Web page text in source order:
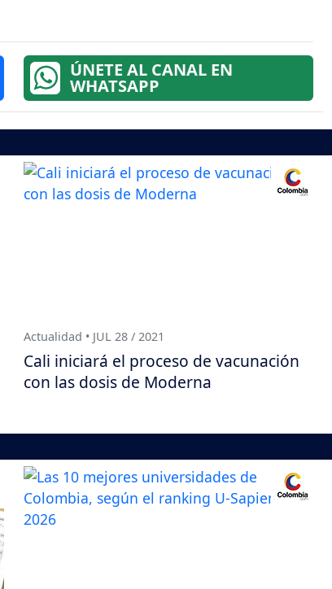
ÚNETE AL CANAL EN
WHATSAPP
Actualidad • JUL 28 / 2021
Cali iniciará el proceso de vacunación
con las dosis de Moderna